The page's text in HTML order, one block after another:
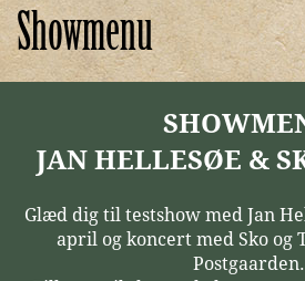
Showmenu
JAN HELLESØE &
Glæd dig til testshow med Jan
april og koncert med Sko og
Postgaarden.